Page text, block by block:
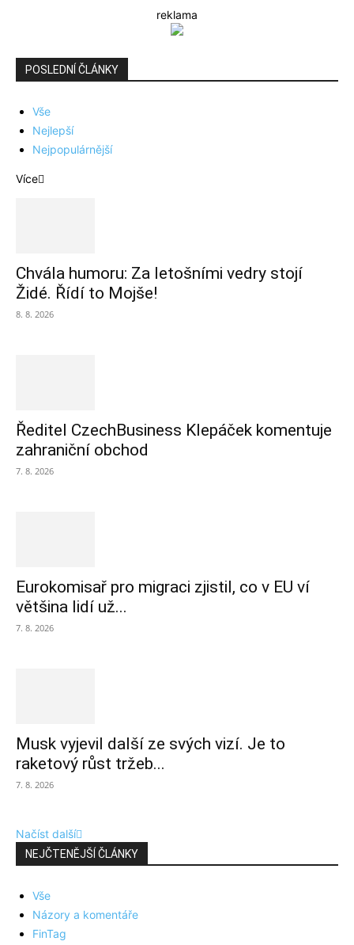
reklama
POSLEDNÍ ČLÁNKY
Vše
Nejlepší
Nejpopulárnější
Více
Chvála humoru: Za letošními vedry stojí
Židé. Řídí to Mojše!
8. 8. 2026
Ředitel CzechBusiness Klepáček komentuje
zahraniční obchod
7. 8. 2026
Eurokomisař pro migraci zjistil, co v EU ví
většina lidí už...
7. 8. 2026
Musk vyjevil další ze svých vizí. Je to
raketový růst tržeb...
7. 8. 2026
Načíst další
NEJČTENĚJŠÍ ČLÁNKY
Vše
Názory a komentáře
FinTag